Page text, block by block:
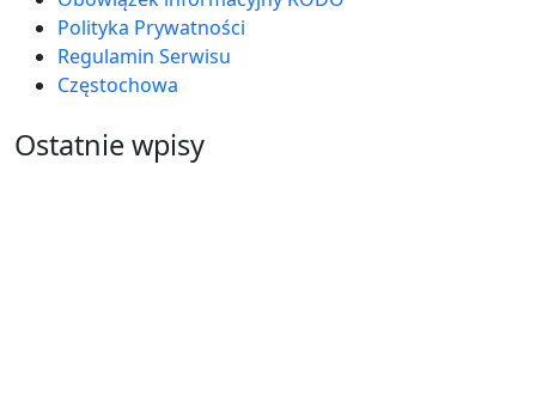
Polityka Prywatności
Regulamin Serwisu
Częstochowa
Ostatnie wpisy